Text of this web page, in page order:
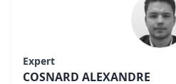
Expert
COSNARD ALEXANDRE